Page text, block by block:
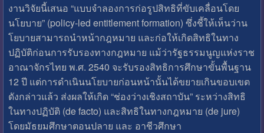
งานวิจัยนี้เสนอ “แบบจำลองการก่อรูปสิทธิที่ขับเคลื่อนโดย
นโยบาย” (policy-led entitlement formation) ซึ่งชี้ให้เห็นว่าน
โยบายสามารถนำหน้ากฎหมาย และก่อให้เกิดสิทธิในทาง
ปฏิบัติก่อนการรับรองทางกฎหมาย แม้ว่ารัฐธรรมนูญแห่งราช
อาณาจักรไทย พ.ศ. 2540 จะรับรองสิทธิการศึกษาขั้นพื้นฐาน
12 ปี แต่การดำเนินนโยบายก่อนหน้านั้นได้ขยายเกินขอบเขต
ดังกล่าวแล้ว ส่งผลให้เกิด “ช่องว่างเชิงสถาบัน” ระหว่างสิทธิ
ในทางปฏิบัติ (de facto) และสิทธิในทางกฎหมาย (de jure)
โดยมัธยมศึกษาตอนปลาย และ อาชีวศึกษา